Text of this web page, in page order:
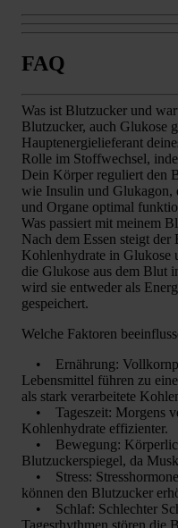
FAQ
Was ist Blutzucker und
Blutzucker, auch Glukose
Hauptenergielieferant
Rolle im Stoffwechsel,
Dein Körper reguliert den
wie Insulin und Glukagon,
und Organe optimal
Was passiert mit meinem
Nach dem Essen steigt
Kohlenhydrate in Glukose
die Glukose aus dem Blut
wird sie entweder als
gespeichert.
Welche Faktoren
• Ernährung:
Lebensmittel führen zu
als stark verarbeitete
• Tageszeit: Morgens
Kohlenhydrate effizienter.
• Bewegung:
Blutzuckerspiegel, da
• Stress:
können den Blutzucker
• Schlaf: Schlechter
Tagesrhythmen stören die